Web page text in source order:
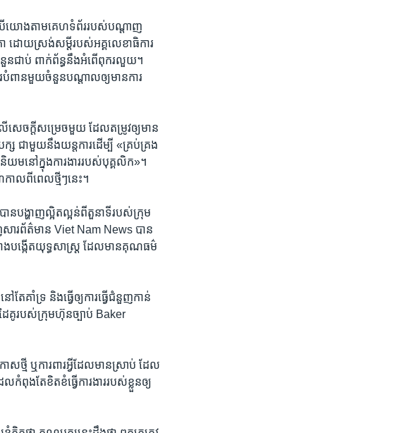
បើ​យោង​តាម​គេហទំព័រ​របស់​បណ្តាញ​
ដោយ​ស្រង់​សម្តី​របស់​អគ្គលេខាធិការ​
ន​ជាប់ ពាក់ព័ន្ធ​នឹង​អំពើ​ពុករលួយ។
ពាន​មួយ​ចំនួន​បណ្តាល​ឲ្យ​មាន​ការ​
សេចក្តីសម្រេច​មួយ​ ដែល​តម្រូវ​ឲ្យ​មាន​
ជាមួយនឹង​យន្តការ​ដើម្បី ​«គ្រប់គ្រង​
ម​នៅ​ក្នុង​ការងារ​របស់​បុគ្គលិក»។
ាល​ពី​ពេល​ថ្មីៗ​នេះ។​
បង្ហាញ​ល្អិតល្អន់​ពី​តួនាទី​របស់​ក្រុម
សារព័ត៌មាន Viet Nam News បាន​
ង​បង្កើត​យុទ្ធសាស្ត្រ​ ដែល​មាន​គុណធម៌
គាំទ្រ និង​ធ្វើ​ឲ្យ​ការ​ធ្វើ​ជំនួញ​កាន់​
គូ​របស់​ក្រុមហ៊ុន​ច្បាប់ Baker
ថ្មី ឬ​ការពារ​អ្វី​ដែល​មាន​ស្រាប់ ដែល​
ពុង​តែ​ខិតខំ​ធ្វើ​ការងារ​របស់​ខ្លួន​ឲ្យ​